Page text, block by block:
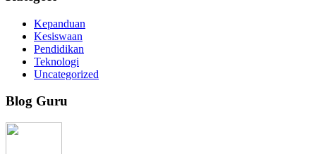
Kepanduan
Kesiswaan
Pendidikan
Teknologi
Uncategorized
Blog Guru